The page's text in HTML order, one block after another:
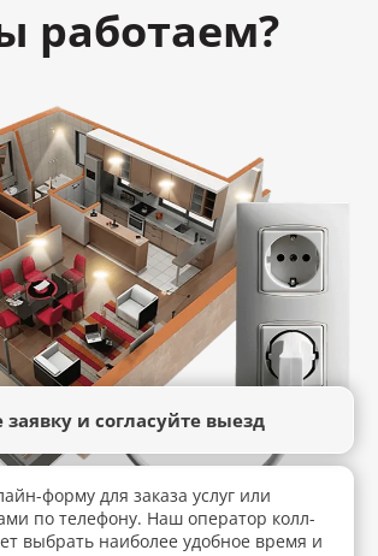
работаем?
заявку и согласуйте выезд
форму для заказа услуг или
по телефону. Наш оператор колл-
выбрать наиболее удобное время и